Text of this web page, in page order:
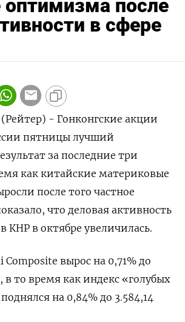
оптимизма после
в сфере
- Гонконгские акции
пятницы лучший
за последние три
как китайские материковые
после того частное
что деловая активность
в КНР в октябре увеличилась.
Composite вырос на 0,71% до
в то время как индекс «голубых
на 0,84% до 3.584,14